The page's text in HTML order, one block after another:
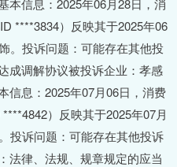
本信息：2025年06月28日，消
****3834）反映其于2025年06
。投诉问题：可能存在其他投
成调解协议被投诉企业：孝感
信息：2025年07月06日，消费
）反映其于2025年07月
投诉问题：可能存在其他投诉
法律、法规、规章规定的应当